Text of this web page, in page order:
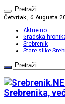
Četvrtak , 6 Augusta
Aktuelno
Gradska
Srebrenik
Stare slike
Srebrenika,